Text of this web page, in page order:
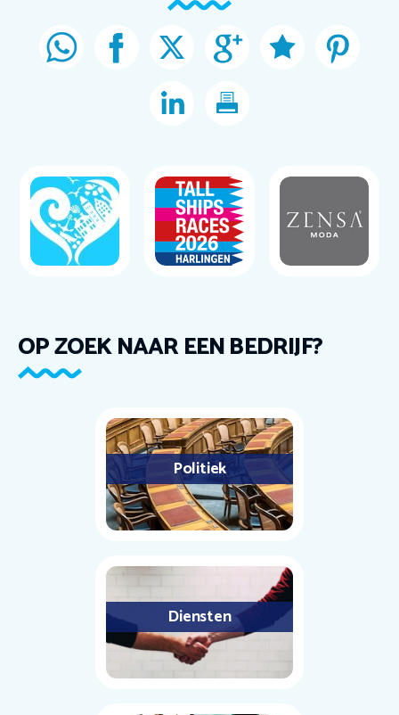
OP ZOEK NAAR EEN BEDRIJF?
Politiek
Diensten